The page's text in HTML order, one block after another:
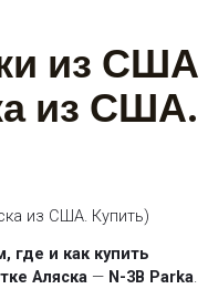
из США
из США.
из США. Купить)
где и как купить
Аляска — N-3B Parka.